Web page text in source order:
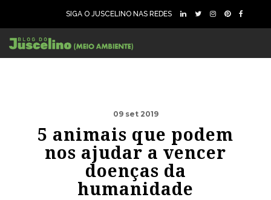
SIGA O JUSCELINO NAS REDES
09 set 2019
5 animais que podem
nos ajudar a vencer
doenças da
humanidade